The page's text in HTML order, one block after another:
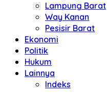
Lampung Barat
Way Kanan
Pesisir Barat
Ekonomi
Politik
Hukum
Lainnya
Indeks